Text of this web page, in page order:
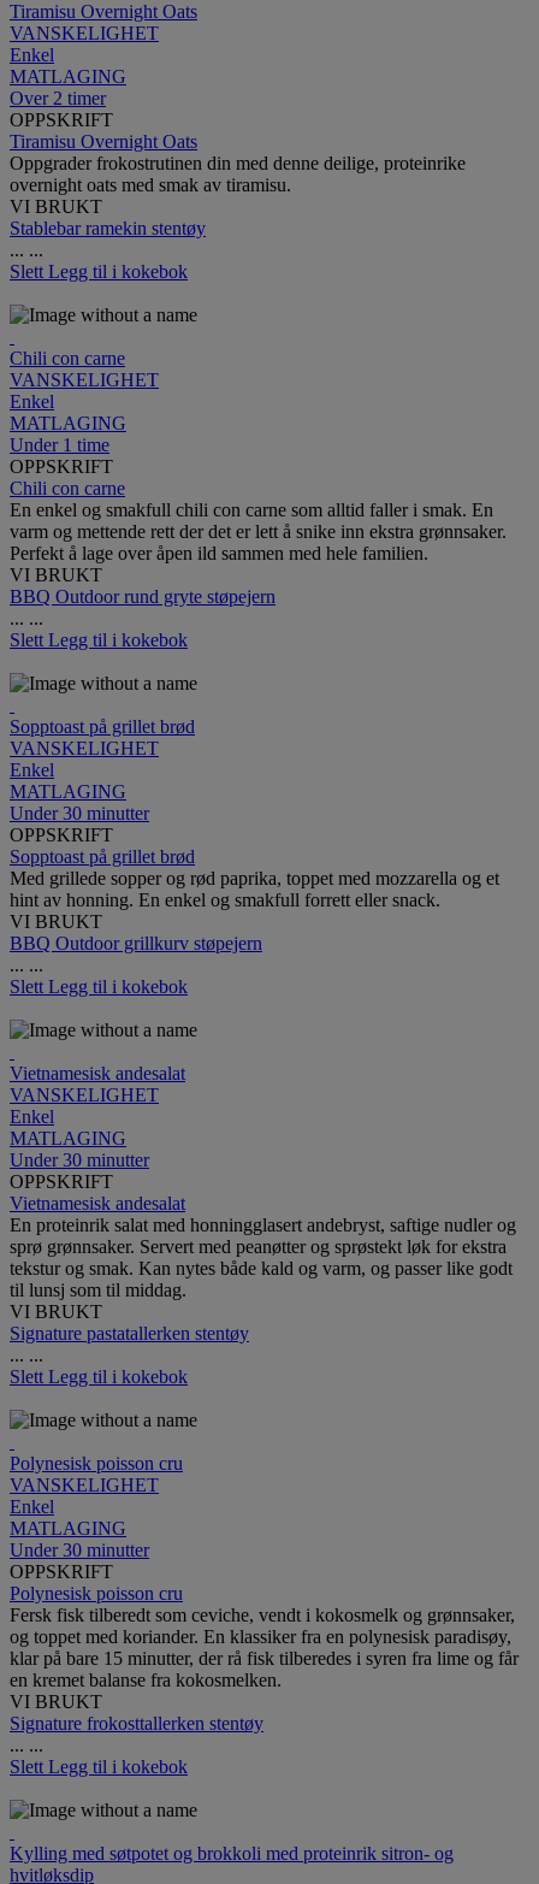
Tiramisu Overnight Oats
VANSKELIGHET
Enkel
MATLAGING
Over 2 timer
OPPSKRIFT
Tiramisu Overnight Oats
Oppgrader frokostrutinen din med denne deilige, proteinrike
overnight oats med smak av tiramisu.
VI BRUKT
Stablebar ramekin stentøy
... ...
Slett Legg til i kokebok
Chili con carne
VANSKELIGHET
Enkel
MATLAGING
Under 1 time
OPPSKRIFT
Chili con carne
En enkel og smakfull chili con carne som alltid faller i smak. En
varm og mettende rett der det er lett å snike inn ekstra grønnsaker.
Perfekt å lage over åpen ild sammen med hele familien.
VI BRUKT
BBQ Outdoor rund gryte støpejern
... ...
Slett Legg til i kokebok
Sopptoast på grillet brød
VANSKELIGHET
Enkel
MATLAGING
Under 30 minutter
OPPSKRIFT
Sopptoast på grillet brød
Med grillede sopper og rød paprika, toppet med mozzarella og et
hint av honning. En enkel og smakfull forrett eller snack.
VI BRUKT
BBQ Outdoor grillkurv støpejern
... ...
Slett Legg til i kokebok
Vietnamesisk andesalat
VANSKELIGHET
Enkel
MATLAGING
Under 30 minutter
OPPSKRIFT
Vietnamesisk andesalat
En proteinrik salat med honningglasert andebryst, saftige nudler og
sprø grønnsaker. Servert med peanøtter og sprøstekt løk for ekstra
tekstur og smak. Kan nytes både kald og varm, og passer like godt
til lunsj som til middag.
VI BRUKT
Signature pastatallerken stentøy
... ...
Slett Legg til i kokebok
Polynesisk poisson cru
VANSKELIGHET
Enkel
MATLAGING
Under 30 minutter
OPPSKRIFT
Polynesisk poisson cru
Fersk fisk tilberedt som ceviche, vendt i kokosmelk og grønnsaker,
og toppet med koriander. En klassiker fra en polynesisk paradisøy,
klar på bare 15 minutter, der rå fisk tilberedes i syren fra lime og får
en kremet balanse fra kokosmelken.
VI BRUKT
Signature frokosttallerken stentøy
... ...
Slett Legg til i kokebok
Kylling med søtpotet og brokkoli med proteinrik sitron- og
hvitløksdip